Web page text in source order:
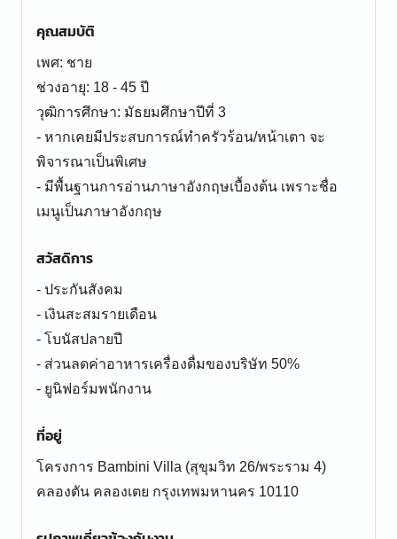
คุณสมบัติ
เพศ: ชาย
ช่วงอายุ: 18 - 45 ปี
วุฒิการศึกษา: มัธยมศึกษาปีที่ 3
- หากเคยมีประสบการณ์ทำครัวร้อน/หน้าเตา จะ
พิจารณาเป็นพิเศษ
- มีพื้นฐานการอ่านภาษาอังกฤษเบื้องต้น เพราะชื่อ
เมนูเป็นภาษาอังกฤษ
สวัสดิการ
- ประกันสังคม
- เงินสะสมรายเดือน
- โบนัสปลายปี
- ส่วนลดค่าอาหารเครื่องดื่มของบริษัท 50%
- ยูนิฟอร์มพนักงาน
ที่อยู่
โครงการ Bambini Villa (สุขุมวิท 26/พระราม 4)
คลองตัน คลองเตย กรุงเทพมหานคร 10110